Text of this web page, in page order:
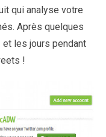
qui analyse votre
Après quelques
les jours pendant
!